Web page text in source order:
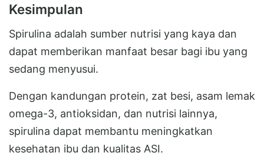
Kesimpulan
Spirulina adalah sumber nutrisi yang kaya dan
dapat memberikan manfaat besar bagi ibu yang
sedang menyusui.
Dengan kandungan protein, zat besi, asam lemak
omega-3, antioksidan, dan nutrisi lainnya,
spirulina dapat membantu meningkatkan
kesehatan ibu dan kualitas ASI.